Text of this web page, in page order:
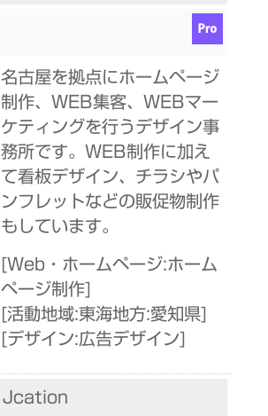
名古屋を拠点にホームページ
制作、WEB集客、WEBマー
ケティングを行うデザイン事
務所です。WEB制作に加え
て看板デザイン、チラシやパ
ンフレットなどの販促物制作
もしています。
[Web・ホームページ:ホーム
ページ制作]
[活動地域:東海地方:愛知県]
[デザイン:広告デザイン]
Jcation